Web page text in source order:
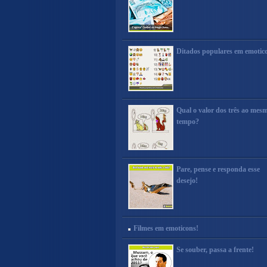
Ditados populares em
Qual o valor dos três ao
tempo?
Pare, pense e responda esse
desejo!
Filmes em emoticons!
Se souber, passa a frente!